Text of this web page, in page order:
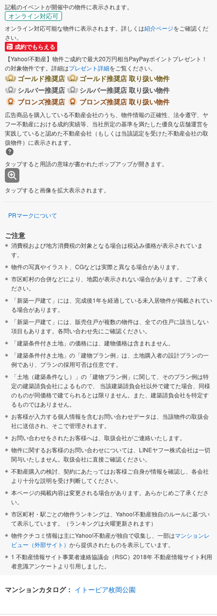
記載のイベントが開催中の物件に表示されます。
オンライン対応可
オンライン対応可能な物件に表示されます。詳しくは紹介ページをご確認くだ
さい。
成約でもらえる
【Yahoo!不動産】物件ご成約で最大20万円相当PayPayポイントプレゼント！
の対象物件です。詳細はプレゼント詳細をご覧ください。
ゴールド推奨店
ゴールド推奨店 取り扱い物件
シルバー推奨店
シルバー推奨店 取り扱い物件
ブロンズ推奨店
ブロンズ推奨店 取り扱い物件
広告商品を購入している不動産会社のうち、物件情報の正確性、法令遵守、ヤ
フー不動産における成約実績等、当社所定の基準を満たした優良な店舗運営を
実践していると認めた不動産会社（もしくは当該認定を受けた不動産会社の取
扱物件）に表示されます。
タップすると用語の意味が書かれたポップアップが開きます。
タップすると画像を拡大表示されます。
PRマークについて
ご注意
消費税および地方消費税の対象となる場合は税込み価格が表示されていま
す。
物件の写真やイラスト、CGなどは実際と異なる場合があります。
市区町村の合併などにより、地図が表示されない場合があります。ご了承く
ださい。
「新築一戸建て」には、完成後1年を経過している未入居物件が掲載されてい
る場合があります。
「新築一戸建て」には、販売住戸が複数の物件は、全ての住戸に該当しない
項目もあります。各問い合わせ先にご確認ください。
「建築条件付き土地」の価格には、建物価格は含まれません。
「建築条件付き土地」の「建物プラン例」は、土地購入者の設計プランの一
例であり、プランの採用可否は任意です。
「土地（建築条件なし）」の「建物プラン例」に関して、そのプラン例は特
定の建築請負会社によるもので、 当該建築請負会社以外で建てた場合、同様
のものが同価格で建てられるとは限りません。また、建築請負会社を特定す
るものではありません。
お客様が入力する個人情報を含むお問い合わせデータは、当該物件の取扱会
社に送信され、そこで管理されます。
お問い合わせをされたお客様へは、取扱会社がご連絡いたします。
物件に関するお客様のお問い合わせについては、LINEヤフー株式会社は一切
関与いたしません。取扱会社に直接ご確認ください。
不動産購入の検討、契約にあたってはお客様ご自身が情報を確認し、各会社
より十分な説明を受け判断してください。
本ページの掲載内容は変更される場合があります。あらかじめご了承くださ
い。
市区町村・駅ごとの物件ランキングは、Yahoo!不動産独自のルールに基づい
て表示しています。（ランキングは火曜更新されます）
物件クチコミ情報は主にYahoo!不動産が独自で収集し、一部はマンションレ
ビュー（外部サイト） から提供されたものを表示しています。
1 不動産情報サイト事業者連絡協議会（RSC）2018年 不動産情報サイト利用
者意識アンケートより引用しました。
マンションカタログ： イトーピア枚岡公園